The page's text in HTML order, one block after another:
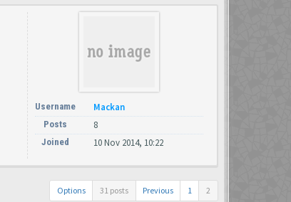
Username Mackan
Posts 8
Joined 10 Nov 2014, 10:22
Options 31 posts Previous 1 2